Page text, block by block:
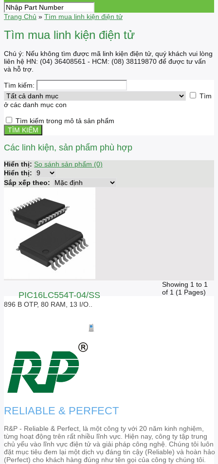
Trang Chủ » Tìm mua linh kiện điện tử
Tìm mua linh kiện điện tử
Chú ý: Nếu không tìm được mã linh kiện điện tử, quý khách vui lòng
liên hệ HN: (04) 36408561 - HCM: (08) 38119870 để được tư vấn
và hỗ trợ.
Tìm kiếm:
Tìm
ở các danh mục con
Tìm kiếm trong mô tả sản phẩm
Các linh kiện, sản phẩm phù hợp
Hiển thị: So sánh sản phẩm (0)
Hiển thị:
Sắp xếp theo:
PIC16LC554T-04/SS
896 B OTP, 80 RAM, 13 I/O..
Showing 1 to 1
of 1 (1 Pages)
RELIABLE & PERFECT
R&P - Reliable & Perfect, là một công ty với 20 năm kinh nghiệm,
từng hoạt động trên rất nhiều lĩnh vực. Hiện nay, công ty tập trung
chủ yếu vào lĩnh vực điện tử và giải pháp công nghệ. Chúng tôi luôn
đặt mục tiêu đem lại một dịch vụ đáng tin cậy (Reliable) và hoàn hảo
(Perfect) cho khách hàng đúng như tên gọi của công ty chúng tôi.